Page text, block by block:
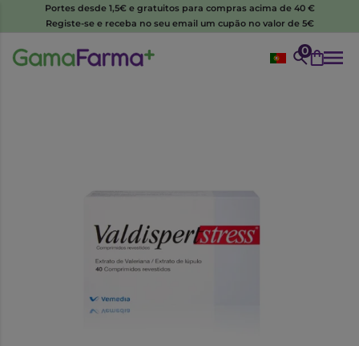
Portes desde 1,5€ e gratuitos para compras acima de 40 €
Registe-se e receba no seu email um cupão no valor de 5€
0